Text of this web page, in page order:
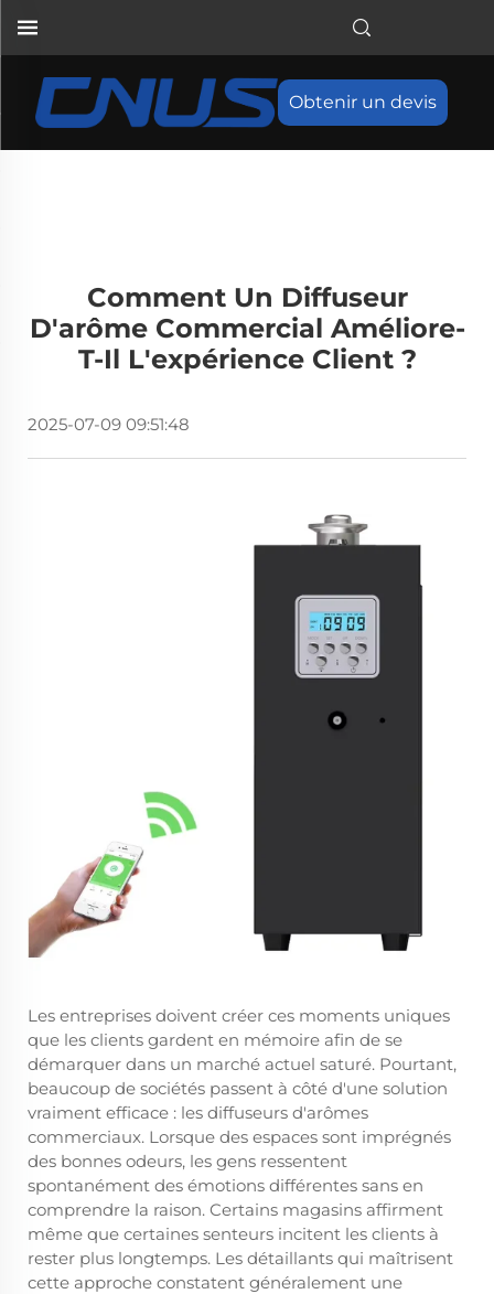
Obtenir un devis
Comment Un Diffuseur
D'arôme Commercial Améliore-
T-Il L'expérience Client ?
2025-07-09 09:51:48
Les entreprises doivent créer ces moments uniques
que les clients gardent en mémoire afin de se
démarquer dans un marché actuel saturé. Pourtant,
beaucoup de sociétés passent à côté d'une solution
vraiment efficace : les diffuseurs d'arômes
commerciaux. Lorsque des espaces sont imprégnés
des bonnes odeurs, les gens ressentent
spontanément des émotions différentes sans en
comprendre la raison. Certains magasins affirment
même que certaines senteurs incitent les clients à
rester plus longtemps. Les détaillants qui maîtrisent
cette approche constatent généralement une